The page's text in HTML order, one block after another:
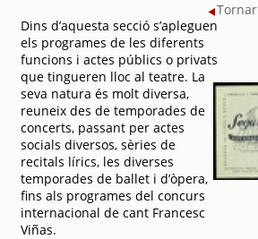
Dins d’aquesta secció s’apleguen
els programes de les diferents
funcions i actes públics o privats
que tingueren lloc al teatre. La
seva natura és molt diversa,
reuneix des de temporades de
concerts, passant per actes
socials diversos, sèries de
recitals lírics, les diverses
temporades de ballet i d’òpera,
fins als programes del concurs
internacional de cant Francesc
Viñas.
Tornar